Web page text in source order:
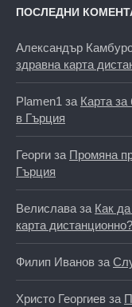
ПОСЛЕДНИ
Александър
здравна карта
Plamen1 за Карта за
в Гърция
Георги за Промяна
Гърция
Велислава за Как
карта дистанционно?
Филип Иванов за
Христо Георгиев за